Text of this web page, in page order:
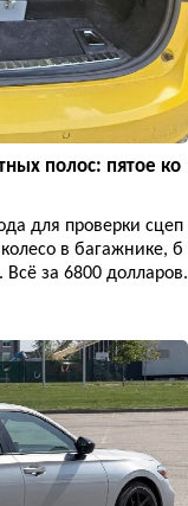
полос: пятое ко
для проверки сцеп
в багажнике, б
за 6800 долларов.